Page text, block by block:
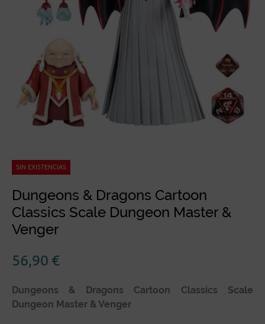
SIN EXISTENCIAS
Dungeons & Dragons Cartoon
Classics Scale Dungeon Master &
Venger
56,90 €
Dungeons & Dragons Cartoon Classics Scale
Dungeon Master & Venger